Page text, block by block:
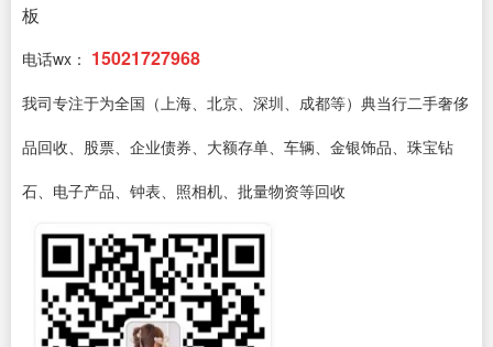
板
电话wx： 15021727968
我司专注于为全国（上海、北京、深圳、成都等）典当行二手奢侈
品回收、股票、企业债券、大额存单、车辆、金银饰品、珠宝钻
石、电子产品、钟表、照相机、批量物资等回收